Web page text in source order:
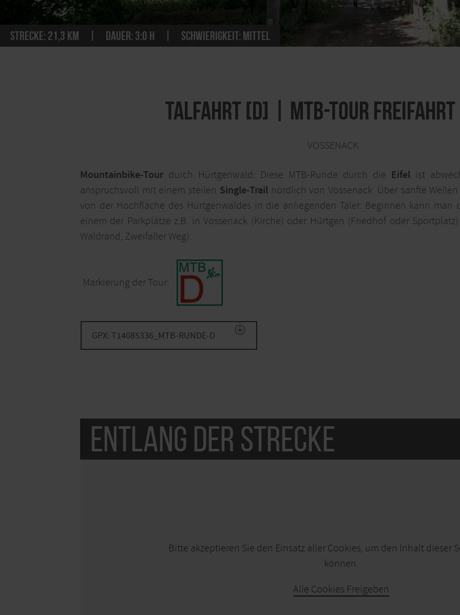
Strecke: 21,3 km Dauer: 3:0 h Schwierigkeit: mittel
Talfahrt [D] | MTB-Tour
VOSSENACK
Mountainbike-Tour durch Hürtgenwald: Diese MTB-Runde durch die Eifel ist
anspruchsvoll mit einem steilen Single-Trail nördlich von Vossenack. Über sanfte
von der Hochfläche des Hürtgenwaldes in die anliegenden Täler. Beginnen kann man
einem der Parkplätze z.B. in Vossenack (Kirche) oder Hürtgen (Friedhof oder
Waldrand, Zweifaller Weg).
Markierung der Tour:
GPX: T14085336_MTB-RUNDE-D
Entlang der Strecke
Bitte akzeptieren Sie den Einsatz aller Cookies, um den Inhalt dieser
können.
Alle Cookies Freigeben